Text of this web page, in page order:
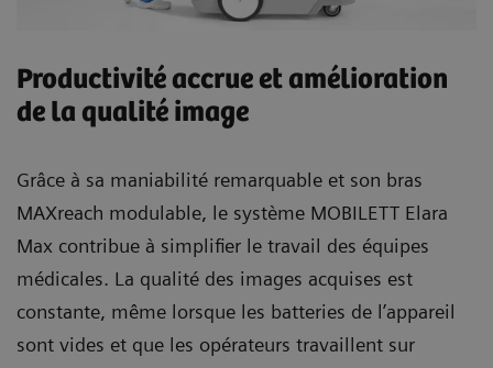
Productivité accrue et amélioration
de la qualité image
Grâce à sa maniabilité remarquable et son bras
MAXreach modulable, le système MOBILETT Elara
Max contribue à simplifier le travail des équipes
médicales. La qualité des images acquises est
constante, même lorsque les batteries de l’appareil
sont vides et que les opérateurs travaillent sur